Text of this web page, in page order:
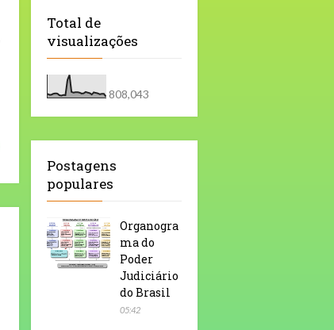
Total de
visualizações
808,043
Postagens
populares
Organogra
ma do
Poder
Judiciário
do Brasil
05:42